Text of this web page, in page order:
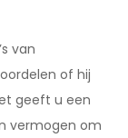
van
of hij
geeft u een
vermogen om